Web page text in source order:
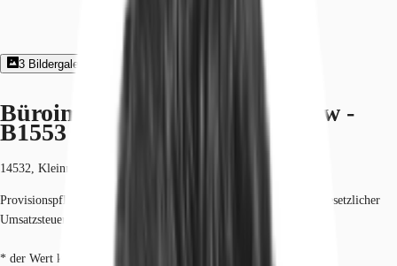
3 Bildergalerie
Büroimmobilie - Kleinmachnow -
B1553
14532, Kleinmachnow, Brandenburg
Provisionspflichtig: bei Anmietung 3 Netto-Monatsmieten zzgl. gesetzlicher
Umsatzsteuer.*
* der Wert kann je nach Vertragslaufzeit variieren.